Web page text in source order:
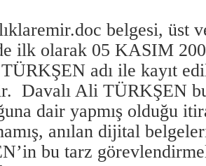
belgesi, üst
ilk olarak 05 KASIM
adı ile kayıt
Davalı Ali TÜRKŞEN
dair yapmış olduğu
anılan dijital
bu tarz